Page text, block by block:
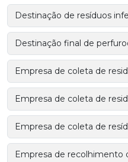
Destinação de resíduos
Destinação final de
Empresa de coleta de
Empresa de coleta de
Empresa de coleta de
Empresa de recolhimento